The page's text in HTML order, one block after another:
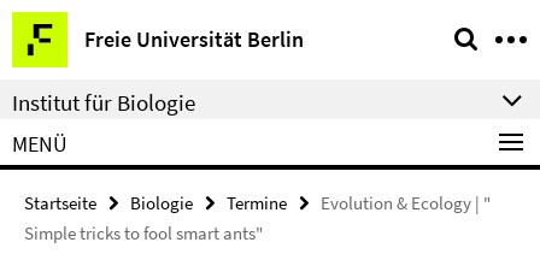
Springe
direkt
zu
Inhalt
Freie Universität Berlin
Service-
Navigation
Institut für Biologie
MENÜ
Startseite Biologie Termine
Evolution & Ecology | "
Simple tricks to fool smart ants"